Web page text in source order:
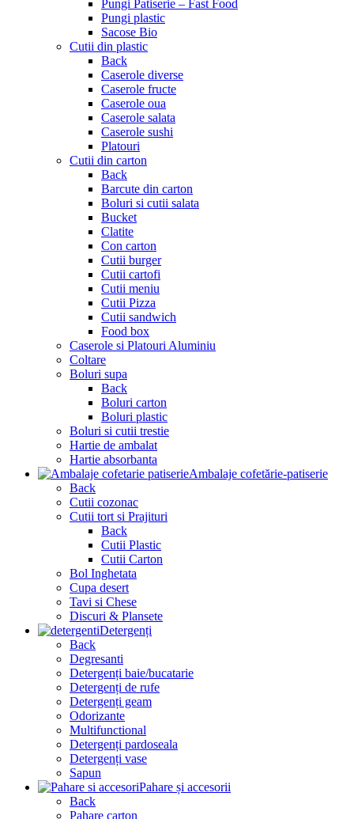
Pungi Patiserie – Fast Food
Pungi plastic
Sacose Bio
Cutii din plastic
Back
Caserole diverse
Caserole fructe
Caserole oua
Caserole salata
Caserole sushi
Platouri
Cutii din carton
Back
Barcute din carton
Boluri si cutii salata
Bucket
Clatite
Con carton
Cutii burger
Cutii cartofi
Cutii meniu
Cutii Pizza
Cutii sandwich
Food box
Caserole si Platouri Aluminiu
Coltare
Boluri supa
Back
Boluri carton
Boluri plastic
Boluri si cutii trestie
Hartie de ambalat
Hartie absorbanta
Ambalaje cofetărie-patiserie
Back
Cutii cozonac
Cutii tort si Prajituri
Back
Cutii Plastic
Cutii Carton
Bol Inghetata
Cupa desert
Tavi si Chese
Discuri & Plansete
Detergenți
Back
Degresanti
Detergenți baie/bucatarie
Detergenți de rufe
Detergenți geam
Odorizante
Multifunctional
Detergenți pardoseala
Detergenți vase
Sapun
Pahare și accesorii
Back
Pahare carton